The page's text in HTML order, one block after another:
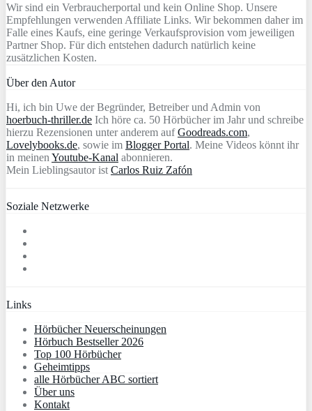
Wir sind ein Verbraucherportal und kein Online Shop. Unsere
Empfehlungen verwenden Affiliate Links. Wir bekommen daher im
Falle eines Kaufs, eine geringe Verkaufsprovision vom jeweiligen
Partner Shop. Für dich entstehen dadurch natürlich keine
zusätzlichen Kosten.
Über den Autor
Hi, ich bin Uwe der Begründer, Betreiber und Admin von
hoerbuch-thriller.de Ich höre ca. 50 Hörbücher im Jahr und schreibe
hierzu Rezensionen unter anderem aufGoodreads.com,
Lovelybooks.de, sowie im Blogger Portal. Meine Videos könnt ihr
in meinen Youtube-Kanal abonnieren.
Mein Lieblingsautor ist Carlos Ruiz Zafón
Soziale Netzwerke
Links
Hörbücher Neuerscheinungen
Hörbuch Bestseller 2026
Top 100 Hörbücher
Geheimtipps
alle Hörbücher ABC sortiert
Über uns
Kontakt